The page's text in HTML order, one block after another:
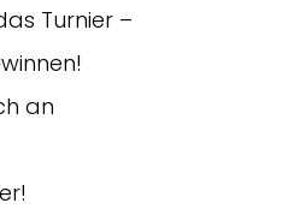
Turnier –
an